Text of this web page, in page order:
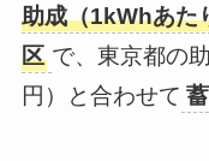
助成（1kWhあた
区 で、東京都の
円）と合わせて